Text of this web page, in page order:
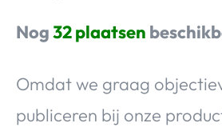
Nog32 plaatsen
Omdat we graag
publiceren bij onze